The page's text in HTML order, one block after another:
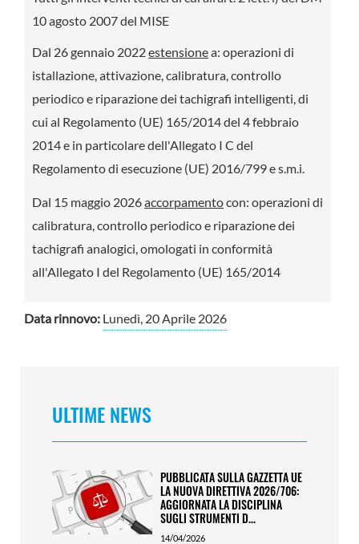
10 agosto 2007 del MISE
Dal 26 gennaio 2022estensionea: operazioni di
istallazione, attivazione, calibratura, controllo
periodico e riparazione dei tachigrafi intelligenti, di
cui al Regolamento (UE) 165/2014 del 4 febbraio
2014 e in particolare dell'Allegato I C del
Regolamento di esecuzione (UE) 2016/799 e s.m.i.
Dal 15 maggio 2026accorpamentocon: operazioni di
calibratura, controllo periodico e riparazione dei
tachigrafi analogici, omologati in conformità
all'Allegato I del Regolamento (UE) 165/2014
Data rinnovo: Lunedì, 20 Aprile 2026
ULTIME NEWS
PUBBLICATA SULLA GAZZETTA UE
LA NUOVA DIRETTIVA 2026/706:
AGGIORNATA LA DISCIPLINA
SUGLI STRUMENTI D...
14/04/2026